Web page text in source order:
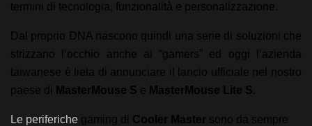
termini di tecnologia, funzionalità e personalizzazione.
Dal proprio DNA nascono quindi una serie di soluzioni che
strizzano l’occhio anche ai “gamers” ed oggi l’azienda
taiwanese è lieta di annunciare il lancio ufficiale nel nostro
paese di MasterMouse S e MasterMouse Lite S.
Le periferiche gaming di Cooler Master sono da sempre